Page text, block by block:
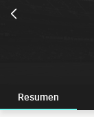
Resumen